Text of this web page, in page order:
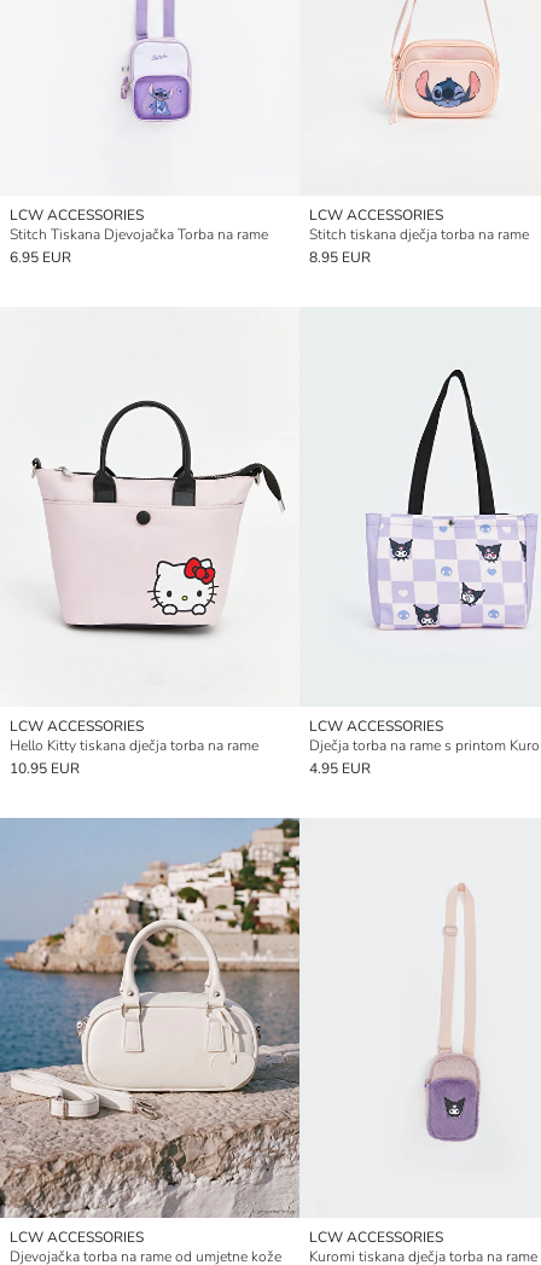
LCW ACCESSORIES
Stitch Tiskana Djevojačka Torba na rame
6.95 EUR
LCW ACCESSORIES
Stitch tiskana dječja torba na rame
8.95 EUR
LCW ACCESSORIES
Hello Kitty tiskana dječja torba na rame
10.95 EUR
LCW ACCESSORIES
Dječja torba na rame s printom
4.95 EUR
LCW ACCESSORIES
Djevojačka torba na rame od umjetne kože
LCW ACCESSORIES
Kuromi tiskana dječja torba na rame